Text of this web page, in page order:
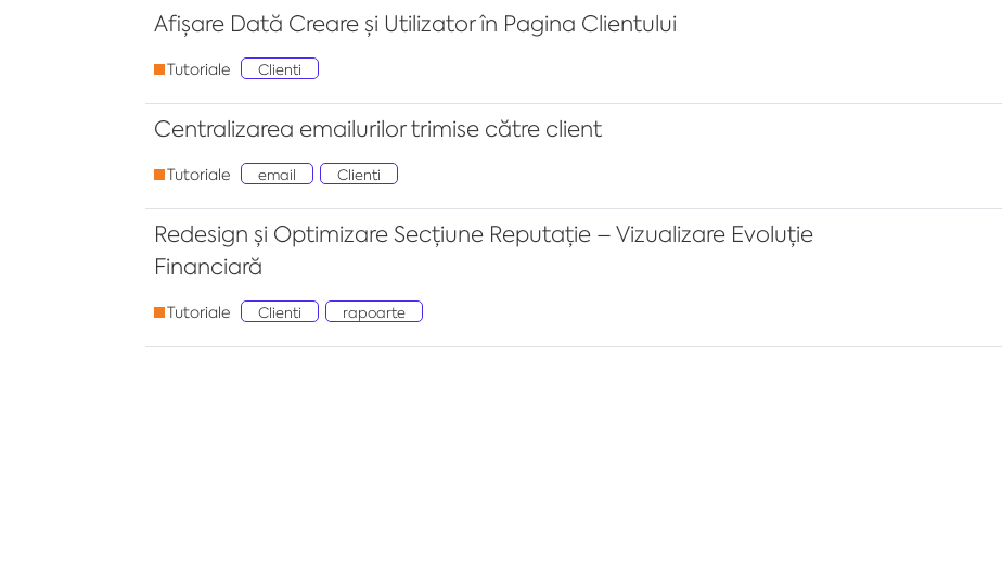
Afișare Dată Creare și Utilizator în Pagina Clientului
Tutoriale Clienti
Centralizarea emailurilor trimise către client
Tutoriale email Clienti
Redesign și Optimizare Secțiune Reputație – Vizualizare Evoluție
Financiară
Tutoriale Clienti rapoarte